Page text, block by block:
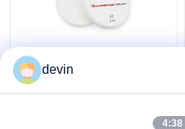
O ST de A3.5
D98*18mm protegeu
CAM 1100Mpa dental
devin
4:38